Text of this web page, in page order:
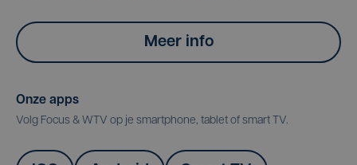
Meer info
Onze apps
Volg Focus & WTV op je smartphone, tablet of smart TV.